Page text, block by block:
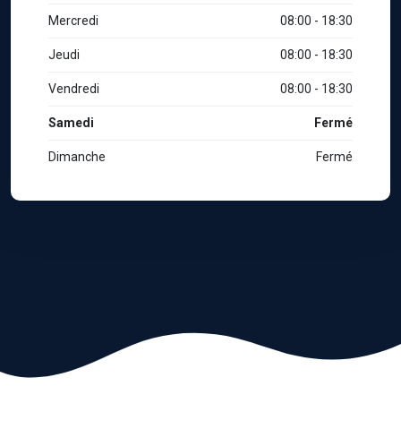
Mercredi 08:00 - 18:30
Jeudi 08:00 - 18:30
Vendredi 08:00 - 18:30
Samedi Fermé
Dimanche Fermé